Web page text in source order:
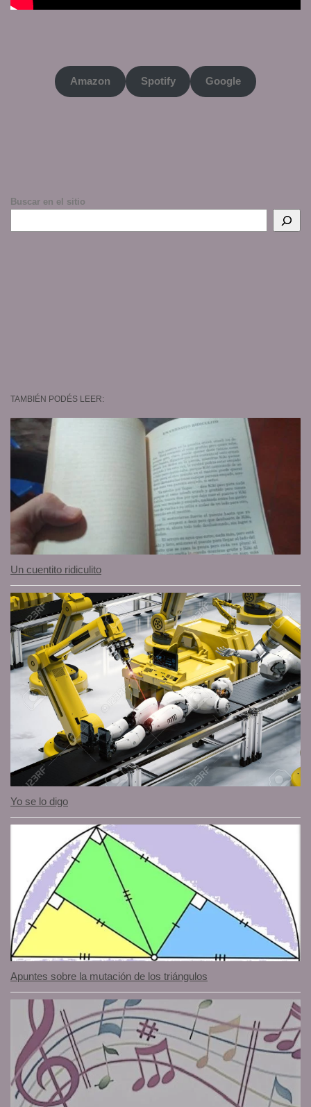
Amazon Spotify Google
Buscar en el sitio
TAMBIÉN PODÉS LEER:
Un cuentito ridiculito
Yo se lo digo
Apuntes sobre la mutación de los triángulos